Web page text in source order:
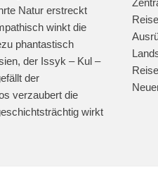
Natur erstreckt
winkt die
phantastisch
der Issyk – Kul –
der
verzaubert die
wirkt